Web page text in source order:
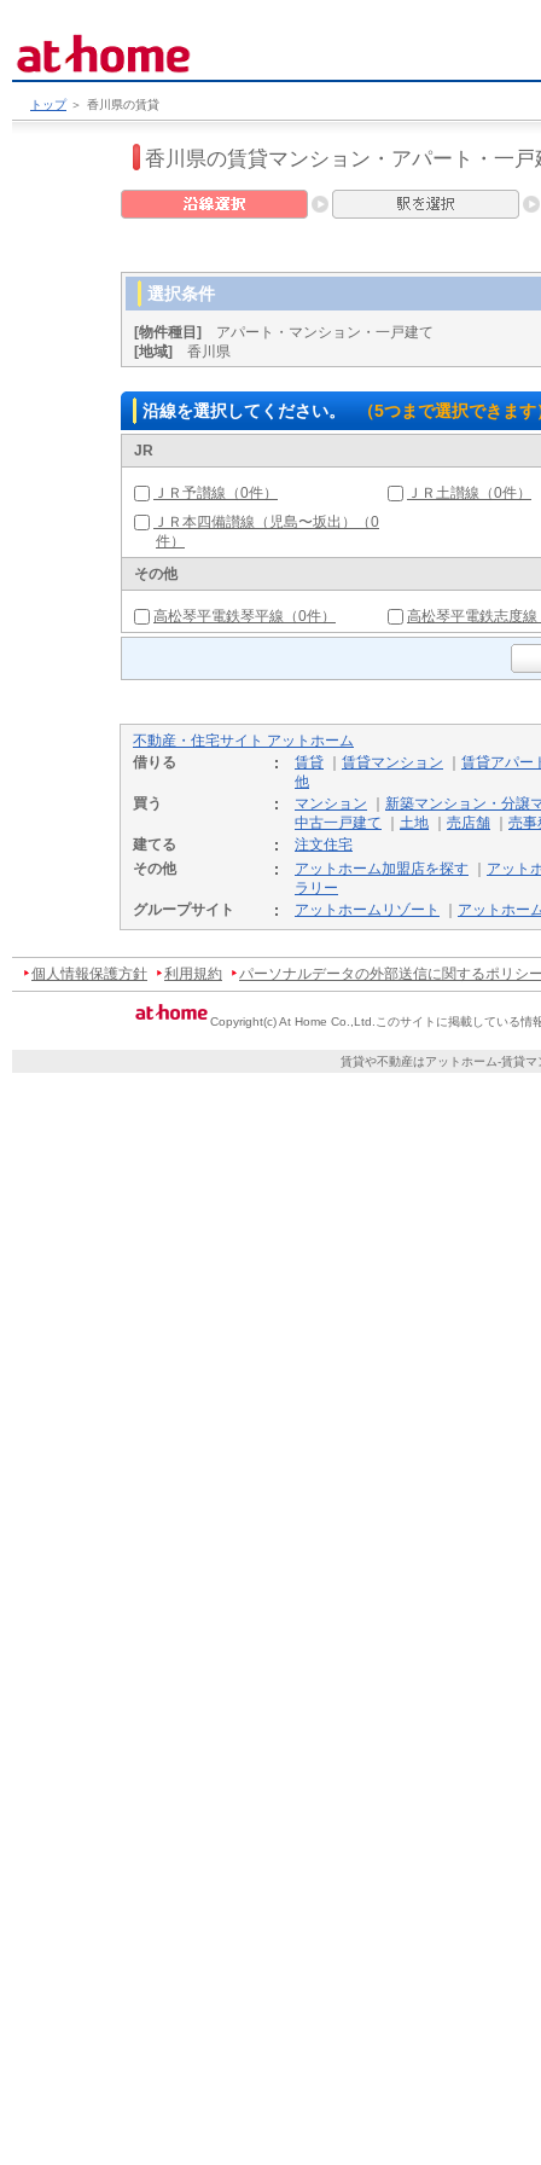
トップ ＞ 香川県の賃貸
香川県の賃貸マンション・アパート・一戸
選択条件
[物件種目]
アパート・マンション・一戸建て
[地域]
香川県
沿線を選択してください。 （5つまで選択できます
JR
ＪＲ予讃線（0件）
ＪＲ土讃線（0件）
ＪＲ本四備讃線（児島〜坂出）（0
件）
その他
高松琴平電鉄琴平線（0件） 高松琴平電鉄志度
不動産・住宅サイト アットホーム
借りる
賃貸 賃貸マンション
賃貸アパー
他
買う
マンション
新築マンション・分譲
中古一戸建て
土地 売店舗
売事
建てる
注文住宅
その他
アットホーム加盟店を探す
アット
ラリー
グループサイト
アットホームリゾート アットホー
個人情報保護方針 利用規約 パーソナルデータの外部送信に関するポリシ
Copyright(c) At Home Co.,Ltd. このサイトに掲載している情
賃貸や不動産はアットホーム-賃貸